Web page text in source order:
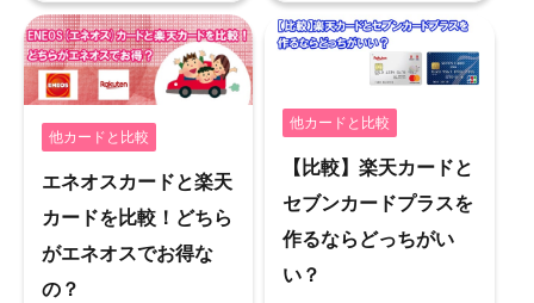
他カードと比較
エネオスカードと楽天
カードを比較！どちら
がエネオスでお得な
の？
他カードと比較
【比較】楽天カードと
セブンカードプラスを
作るならどっちがい
い？